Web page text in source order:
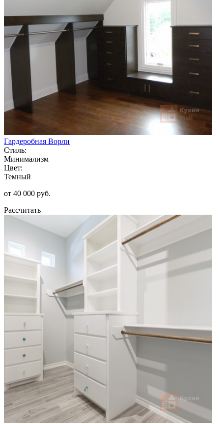
Гардеробная Ворли
Стиль:
Минимализм
Цвет:
Темный
от 40 000 руб.
Рассчитать